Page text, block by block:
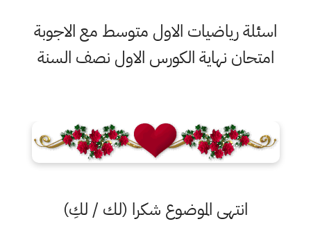
اسئلة رياضيات الاول متوسط مع الاجوبة
امتحان نهاية الكورس الاول نصف السنة
انتهى الموضوع شكرا (لك / لكِ)